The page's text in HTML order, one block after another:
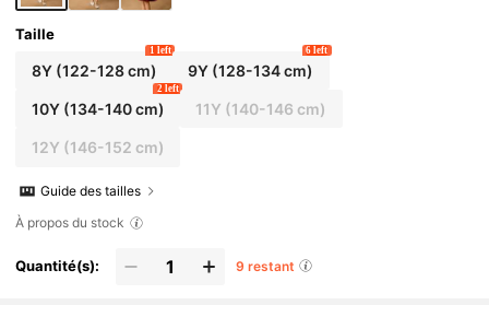
Taille
8Y(122-128 cm)
1 left
9Y (128-134 cm)
6 left
10Y(134-140 cm)
2 left
11Y (140-146 cm)
12Y (146-152 cm)
Guide des tailles
À propos du stock
Quantité(s): 9 restant